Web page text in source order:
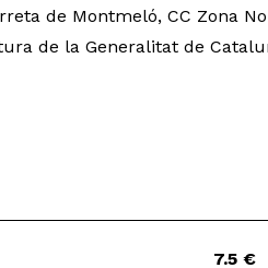
de Montmeló, CC Zona
de la Generalitat de
7.5 €